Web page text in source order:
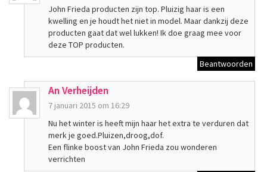
John Frieda producten zijn top. Pluizig haar is een
kwelling en je houdt het niet in model. Maar dankzij deze
producten gaat dat wel lukken! Ik doe graag mee voor
deze TOP producten.
Beantwoorden
An Verheijden
7 januari 2015 om 16:29
Nu het winter is heeft mijn haar het extra te verduren dat
merk je goed.Pluizen,droog,dof.
Een flinke boost van John Frieda zou wonderen
verrichten